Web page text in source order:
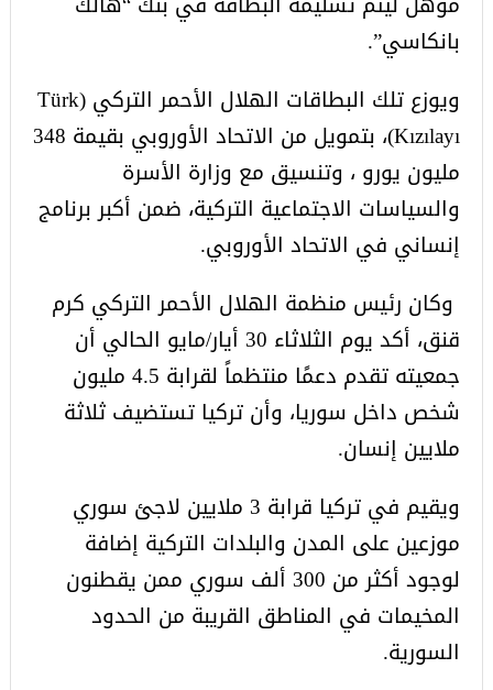
بانكاسي”.
ويوزع تلك البطاقات الهلال الأحمر التركي (Türk
Kızılayı)، بتمويل من الاتحاد الأوروبي بقيمة 348
مليون يورو ، وتنسيق مع وزارة الأسرة
والسياسات الاجتماعية التركية، ضمن أكبر برنامج
إنساني في الاتحاد الأوروبي.
وكان رئيس منظمة الهلال الأحمر التركي كرم
قنق، أكد يوم الثلاثاء 30 أيار/مايو الحالي أن
جمعيته تقدم دعمًا منتظماً لقرابة 4.5 مليون
شخص داخل سوريا، وأن تركيا تستضيف ثلاثة
ملايين إنسان.
ويقيم في تركيا قرابة 3 ملايين لاجئ سوري
موزعين على المدن والبلدات التركية إضافة
لوجود أكثر من 300 ألف سوري ممن يقطنون
المخيمات في المناطق القريبة من الحدود
السورية.